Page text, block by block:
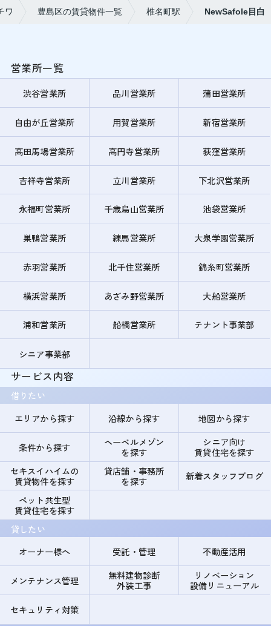
ワ 豊島区の賃貸物件一覧 椎名町駅 NewSafole目白
営業所一覧
渋谷営業所 品川営業所 蒲田営業所
自由が丘営業所 用賀営業所 新宿営業所
高田馬場営業所 高円寺営業所 荻窪営業所
吉祥寺営業所 立川営業所 下北沢営業所
永福町営業所 千歳烏山営業所 池袋営業所
巣鴨営業所 練馬営業所 大泉学園営業所
赤羽営業所 北千住営業所 錦糸町営業所
横浜営業所 あざみ野営業所 大船営業所
浦和営業所 船橋営業所 テナント事業部
シニア事業部
サービス内容
借りたい
エリアから探す
沿線から探す 地図から探す
条件から探す
ヘーベルメゾン
を探す
シニア向け
賃貸住宅を探す
セキスイハイムの
賃貸物件を探す
貸店舗・事務所
を探す
新着スタッフブログ
ペット共生型
賃貸住宅を探す
貸したい
オーナー様へ
受託・管理 不動産活用
メンテナンス管理
無料建物診断
外装工事
リノベーション
設備リニューアル
セキュリティ対策